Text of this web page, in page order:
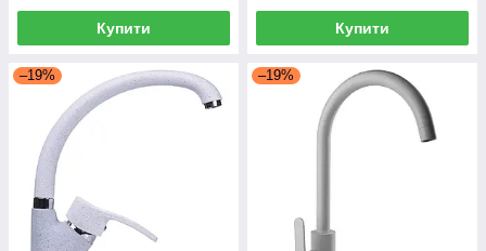
Купити Купити
–19% –19%